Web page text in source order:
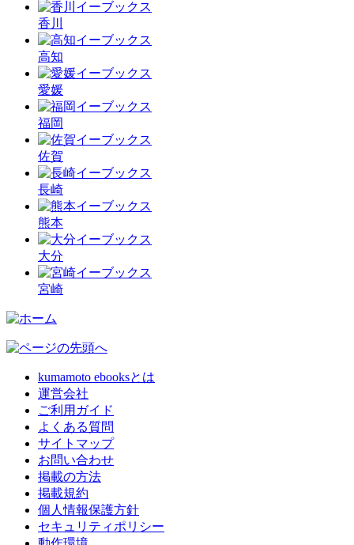
香川
高知
愛媛
福岡
佐賀
長崎
熊本
大分
宮崎
kumamoto ebooksとは
運営会社
ご利用ガイド
よくある質問
サイトマップ
お問い合わせ
掲載の方法
掲載規約
個人情報保護方針
セキュリティポリシー